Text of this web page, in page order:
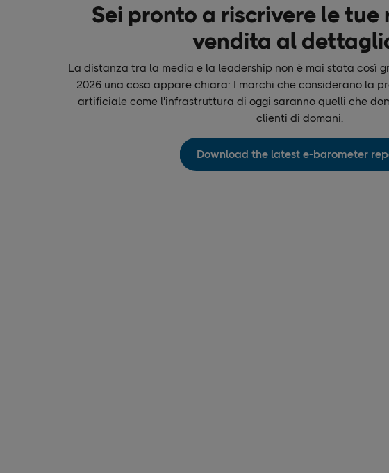
Sei pronto a riscrivere le tue
vendita al
La distanza tra la media e la leadership non è mai stata così
2026 una cosa appare chiara: I marchi che considerano la
artificiale come l'infrastruttura di oggi saranno quelli che
clienti di domani.
Download the latest e-barometer